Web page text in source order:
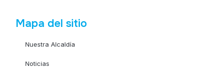
Mapa del sitio
Nuestra Alcaldía
Noticias